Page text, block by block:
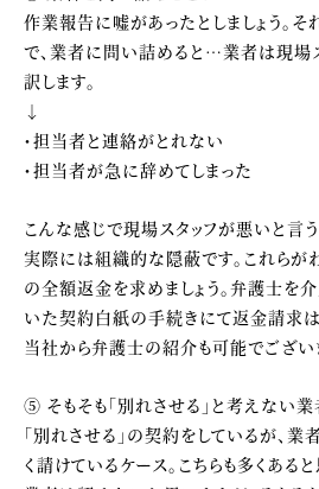
作業報告に嘘があったとしましょう。
で、業者に問い詰めると…業者は現場
訳します。
↓
・担当者と連絡がとれない
・担当者が急に辞めてしまった
こんな感じで現場スタッフが悪いと言
実際には組織的な隠蔽です。これらが
の全額返金を求めましょう。弁護士を
いた契約白紙の手続きにて返金請求は
当社から弁護士の紹介も可能でござい
⑤ そもそも「別れさせる」と考えない業
「別れさせる」の契約をしているが、
く請けているケース。こちらも多くある